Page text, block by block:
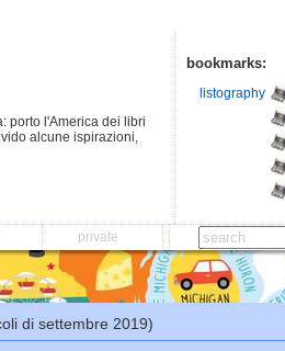
porto l'America dei libri
alcune ispirazioni,
bookmarks:
listography
private
di settembre 2019)